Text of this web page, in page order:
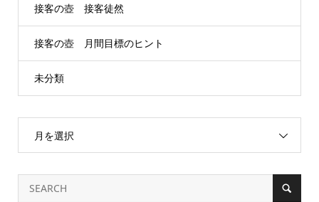
接客の壺 接客徒然
接客の壺 月間目標のヒント
未分類
月を選択